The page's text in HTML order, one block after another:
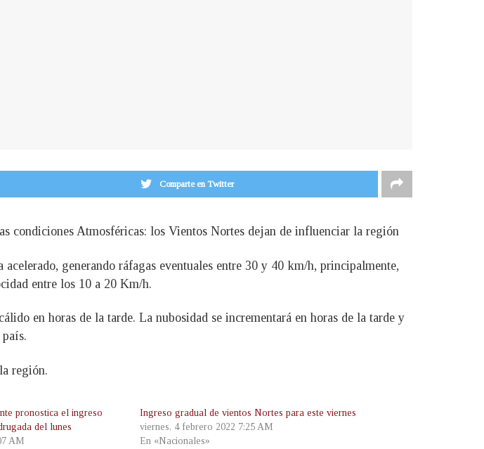
Comparte en Twitter
condiciones Atmosféricas: los Vientos Nortes dejan de influenciar la región
generando ráfagas eventuales entre 30 y 40 km/h, principalmente,
entre los 10 a 20 Km/h.
en horas de la tarde. La nubosidad se incrementará en horas de la tarde y
región.
pronostica el ingreso
del lunes
AM
Ingreso gradual de vientos Nortes para este viernes
viernes, 4 febrero 2022 7:25 AM
En «Nacionales»